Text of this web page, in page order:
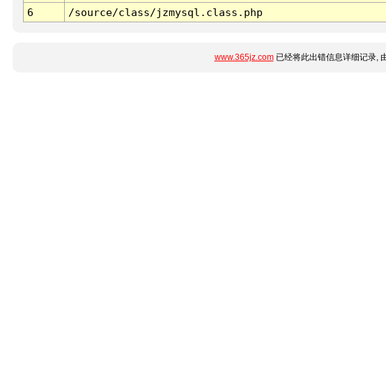
6
/source/class/jzmysql.class.php
www.365jz.com已经将此出错信息详细记录,